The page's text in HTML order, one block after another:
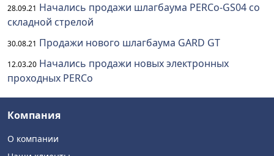
28.09.21 Начались продажи шлагбаума PERCo-GS04 со
складной стрелой
30.08.21 Продажи нового шлагбаума GARD GT
12.03.20 Начались продажи новых электронных
проходных PERCo
Компания
О компании